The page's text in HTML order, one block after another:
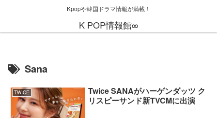
Kpopや韓国ドラマ情報が満載！
K POP情報館∞
Sana
TWICE
Twice SANAがハーゲンダッツ ク
リスピーサンド新TVCMに出演